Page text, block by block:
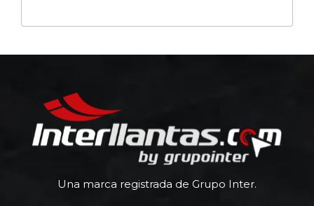
Una marca registrada de Grupo Inter.